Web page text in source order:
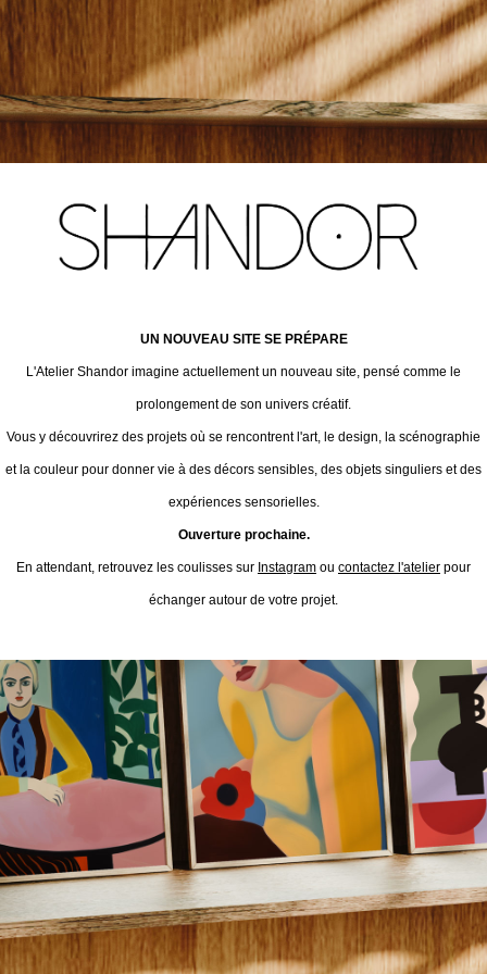
UN NOUVEAU SITE SE PRÉPARE
L'Atelier Shandor imagine actuellement un nouveau site, pensé comme le
prolongement de son univers créatif.
Vous y découvrirez des projets où se rencontrent l'art, le design, la scénographie
et la couleur pour donner vie à des décors sensibles, des objets singuliers et des
expériences sensorielles.
Ouverture prochaine.
En attendant, retrouvez les coulisses sur Instagram ou contactez l'atelier pour
échanger autour de votre projet.